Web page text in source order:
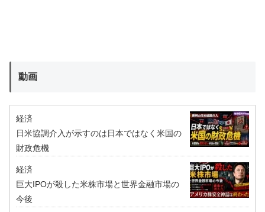
動画
経済
日米協調介入が示すのは日本ではなく米国の
財政危機
経済
巨大IPOが殺した米株市場と世界金融市場の
今後